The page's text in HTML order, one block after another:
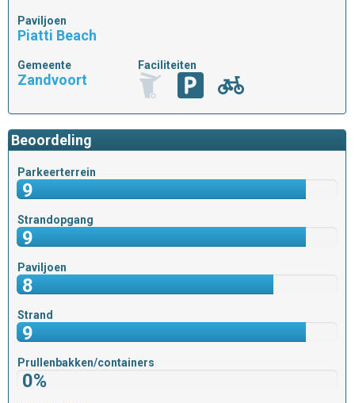
Paviljoen
Piatti Beach
Gemeente
Zandvoort
Faciliteiten
Beoordeling
Parkeerterrein
9
Strandopgang
9
Paviljoen
8
Strand
9
Prullenbakken/containers
0%